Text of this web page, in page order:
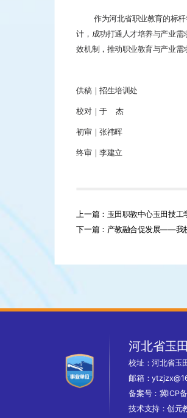
作为河北省职业教育的标杆学
计，成功打通人才培养与产业
效机制，推动职业教育与产业需
供稿｜招生培训处
校对｜于 杰
初审｜张祎晖
终审｜李建立
上一篇：玉田职教中心玉田技
下一篇：产教融合促发展——我
河北省玉
校址：河北省
邮箱：
备案号： 冀ICP
技术支持：创元